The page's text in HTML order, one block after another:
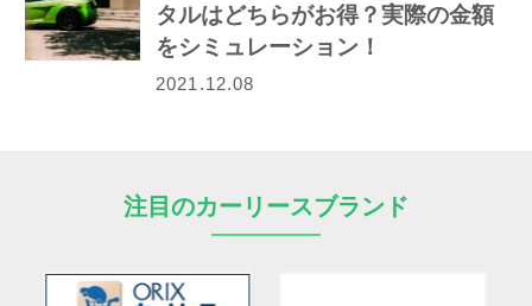
タルはどちらがお得？実際の金額
をシミュレーション！
2021.12.08
注目のカーリースブランド